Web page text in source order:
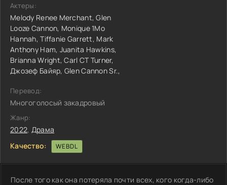
Актеры:
Melody Renee Merchant,Glen
Looze Cannon, Monique 1Mo
Hannah,Tiffanie Garrett, Mark
Anthony Ham, Juanita Hawkins,
Brianna Wright,Carl CT Turner,
Джозеф Байяр, Glen Cannon Sr.,
Перевод:
Многоголосый закадровый
Жанр:
2022, Драма
Качество:
WEBDL
После того как она потеряла почти всех, кого когда-либо